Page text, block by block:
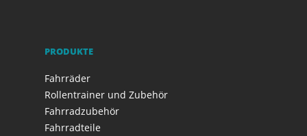
PRODUKTE
Fahrräder
Rollentrainer und Zubehör
Fahrradzubehör
Fahrradteile